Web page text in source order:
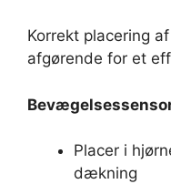
Korrekt placering
afgørende for et
Placer i
dækning